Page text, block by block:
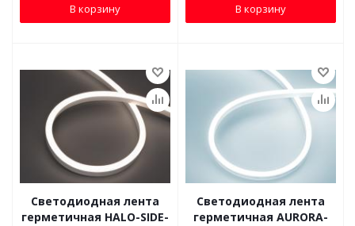
В корзину В корзину
Светодиодная лента
герметичная HALO-SIDE-
Светодиодная лента
герметичная AURORA-